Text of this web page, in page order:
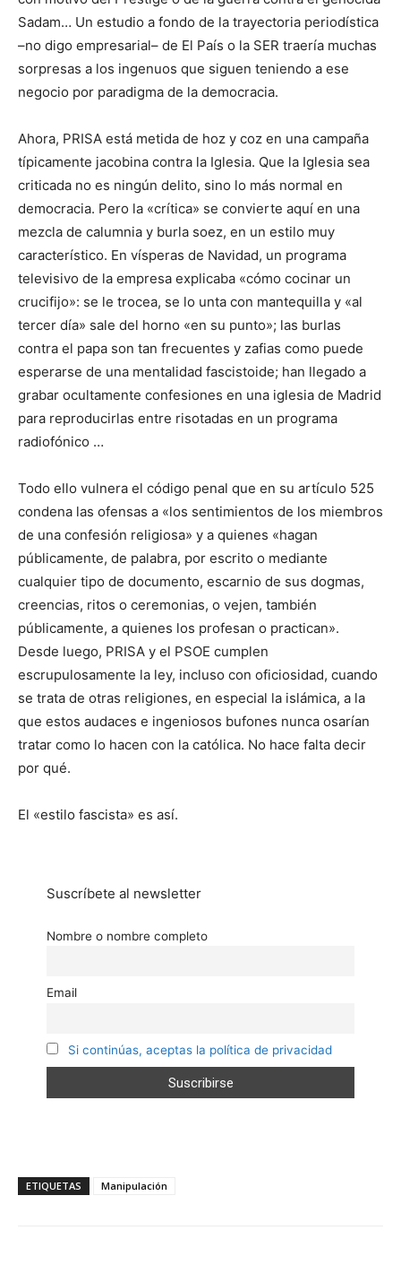
Sadam… Un estudio a fondo de la trayectoria periodística
–no digo empresarial– de El País o la SER traería muchas
sorpresas a los ingenuos que siguen teniendo a ese
negocio por paradigma de la democracia.
Ahora, PRISA está metida de hoz y coz en una campaña
típicamente jacobina contra la Iglesia. Que la Iglesia sea
criticada no es ningún delito, sino lo más normal en
democracia. Pero la «crítica» se convierte aquí en una
mezcla de calumnia y burla soez, en un estilo muy
característico. En vísperas de Navidad, un programa
televisivo de la empresa explicaba «cómo cocinar un
crucifijo»: se le trocea, se lo unta con mantequilla y «al
tercer día» sale del horno «en su punto»; las burlas
contra el papa son tan frecuentes y zafias como puede
esperarse de una mentalidad fascistoide; han llegado a
grabar ocultamente confesiones en una iglesia de Madrid
para reproducirlas entre risotadas en un programa
radiofónico …
Todo ello vulnera el código penal que en su artículo 525
condena las ofensas a «los sentimientos de los miembros
de una confesión religiosa» y a quienes «hagan
públicamente, de palabra, por escrito o mediante
cualquier tipo de documento, escarnio de sus dogmas,
creencias, ritos o ceremonias, o vejen, también
públicamente, a quienes los profesan o practican».
Desde luego, PRISA y el PSOE cumplen
escrupulosamente la ley, incluso con oficiosidad, cuando
se trata de otras religiones, en especial la islámica, a la
que estos audaces e ingeniosos bufones nunca osarían
tratar como lo hacen con la católica. No hace falta decir
por qué.
El «estilo fascista» es así.
Suscríbete al newsletter
Nombre o nombre completo
Email
Si continúas, aceptas la política de privacidad
ETIQUETAS Manipulación